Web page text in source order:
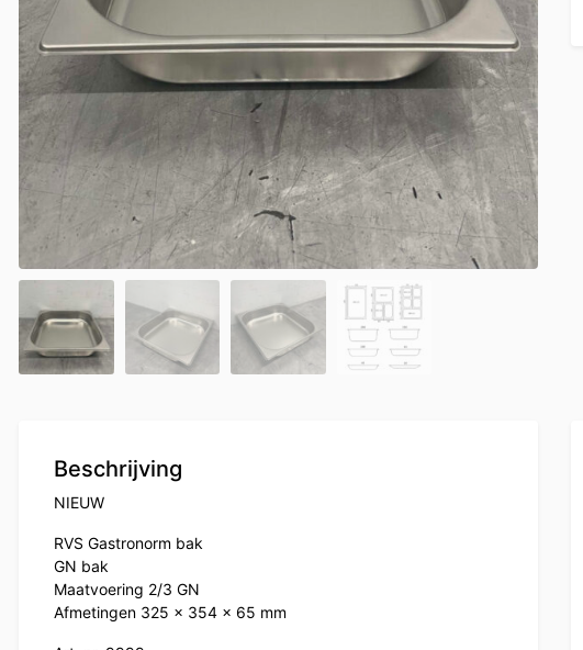
Beschrijving
NIEUW
RVS Gastronorm bak
GN bak
Maatvoering 2/3 GN
Afmetingen 325 x 354 x 65 mm